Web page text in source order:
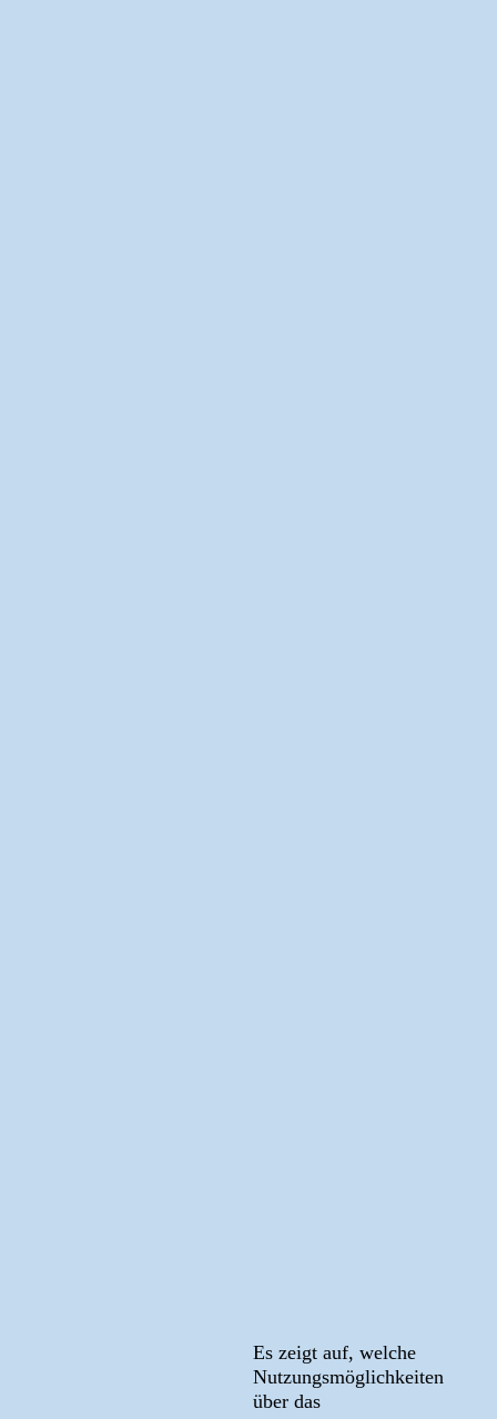
Es zeigt auf, welche
Nutzungsmöglichkeiten
über das